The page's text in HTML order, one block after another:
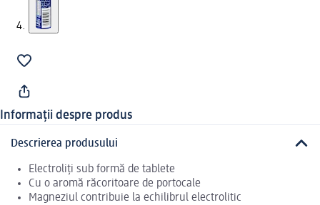
Informații despre produs
Descrierea produsului
Electroliți sub formă de tablete
Cu o aromă răcoritoare de portocale
Magneziul contribuie la echilibrul electrolitic